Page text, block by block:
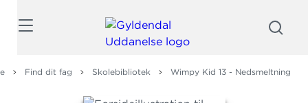
Find dit fag Skolebibliotek Wimpy Kid 13 - Nedsmeltning